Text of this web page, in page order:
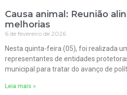
Causa animal: Reunião
melhorias
6 de fevereiro de 2026
Nesta quinta-feira (05), foi realizada
representantes de entidades
municipal para tratar do avanço de
Leia mais »